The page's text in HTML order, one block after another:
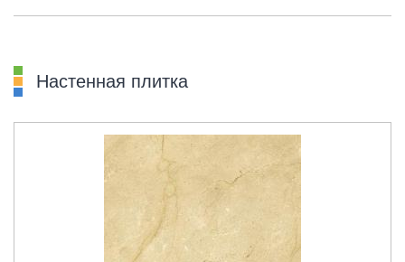
Настенная плитка